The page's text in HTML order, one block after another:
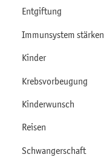
Entgiftung
Immunsystem stärken
Kinder
Krebsvorbeugung
Kinderwunsch
Reisen
Schwangerschaft